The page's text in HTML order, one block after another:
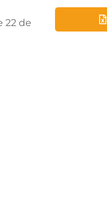
22 de